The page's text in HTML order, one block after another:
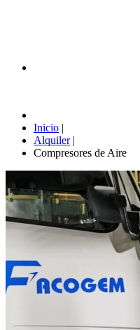
Inicio |
Alquiler |
Compresores de Aire